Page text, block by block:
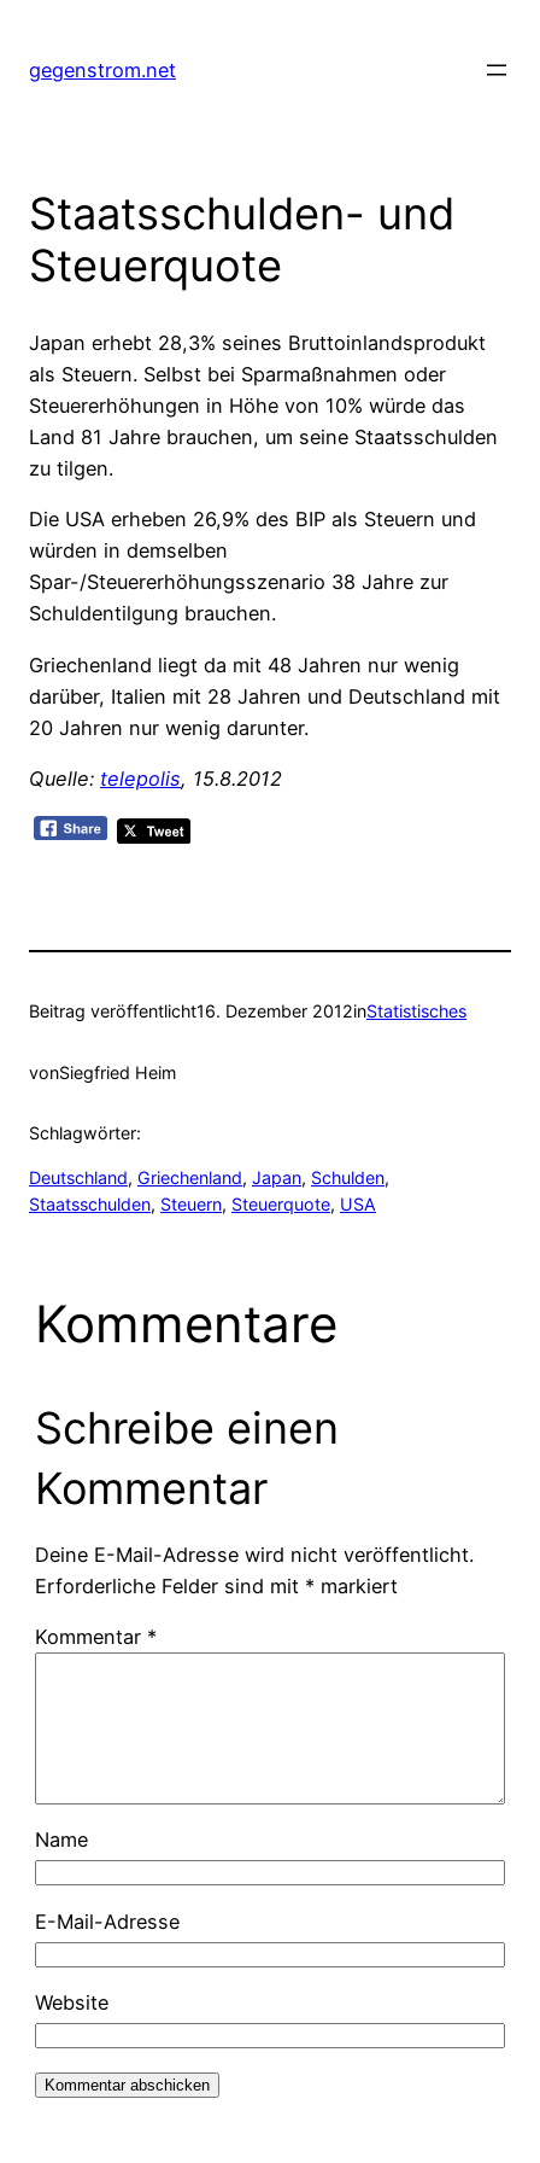
springen
gegenstrom.net
Staatsschulden- und
Steuerquote
Japan erhebt 28,3% seines Bruttoinlandsprodukt
als Steuern. Selbst bei Sparmaßnahmen oder
Steuererhöhungen in Höhe von 10% würde das
Land 81 Jahre brauchen, um seine Staatsschulden
zu tilgen.
Die USA erheben 26,9% des BIP als Steuern und
würden in demselben
Spar-/Steuererhöhungsszenario 38 Jahre zur
Schuldentilgung brauchen.
Griechenland liegt da mit 48 Jahren nur wenig
darüber, Italien mit 28 Jahren und Deutschland mit
20 Jahren nur wenig darunter.
Quelle: telepolis, 15.8.2012
Beitrag veröffentlicht16. Dezember 2012inStatistisches
vonSiegfried Heim
Schlagwörter:
Deutschland, Griechenland, Japan, Schulden
Staatsschulden, Steuern, Steuerquote, USA
Kommentare
Schreibe einen
Kommentar
Deine E-Mail-Adresse wird nicht veröffentlicht.
Erforderliche Felder sind mit * markiert
Kommentar *
Name
E-Mail-Adresse
Website